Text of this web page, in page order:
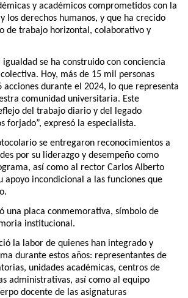
y académicos comprometidos con la
los derechos humanos, y que ha crecido
de trabajo horizontal, colaborativo y
igualdad se ha construido con conciencia
Hoy, más de 15 mil personas
acciones durante el 2024, lo que representa
comunidad universitaria. Este
del trabajo diario y del legado
forjado”, expresó la especialista.
se entregaron reconocimientos a
por su liderazgo y desempeño como
así como al rector Carlos Alberto
apoyo incondicional a las funciones que
una placa conmemorativa, símbolo de
institucional.
la labor de quienes han integrado y
durante estos años: representantes de
unidades académicas, centros de
administrativas, así como al equipo
docente de las asignaturas